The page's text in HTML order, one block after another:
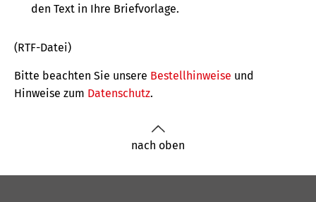
den Text in Ihre Briefvorlage.
(RTF-Datei)
Bitte beachten Sie unsere Bestellhinweise und
Hinweise zum Datenschutz.
nach oben